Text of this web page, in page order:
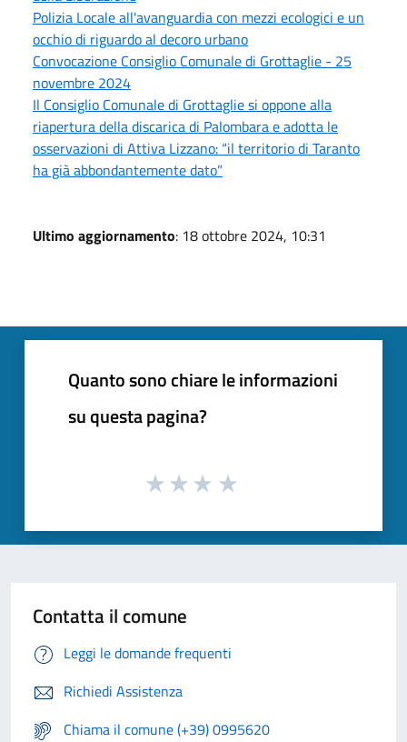
Polizia Locale all'avanguardia con mezzi ecologici e un
occhio di riguardo al decoro urbano
Convocazione Consiglio Comunale di Grottaglie - 25
novembre 2024
Il Consiglio Comunale di Grottaglie si oppone alla
riapertura della discarica di Palombara e adotta le
osservazioni di Attiva Lizzano: “il territorio di Taranto
ha già abbondantemente dato”
Ultimo aggiornamento: 18 ottobre 2024, 10:31
Quanto sono chiare le informazioni
su questa pagina?
Contatta il comune
Leggi le domande frequenti
Richiedi Assistenza
Chiama il comune (+39) 0995620